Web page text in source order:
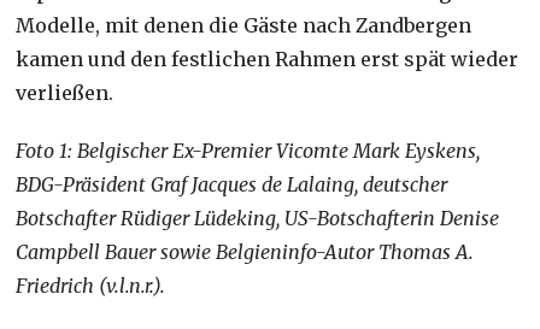
Modelle, mit denen die Gäste nach Zandbergen
kamen und den festlichen Rahmen erst spät wieder
verließen.
Foto 1: Belgischer Ex-Premier Vicomte Mark Eyskens,
BDG-Präsident Graf Jacques de Lalaing, deutscher
Botschafter Rüdiger Lüdeking, US-Botschafterin Denise
Campbell Bauer sowie Belgieninfo-Autor Thomas A.
Friedrich (v.l.n.r.).